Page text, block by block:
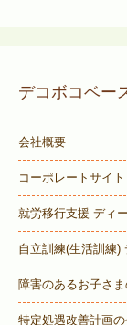
デコボコベー
会社概要
コーポレートサイト
就労移行支援 ディ
自立訓練(生活訓練)
障害のあるお子さ
特定処遇改善計画